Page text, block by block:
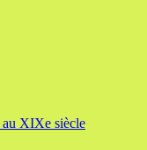
au XIXe siècle